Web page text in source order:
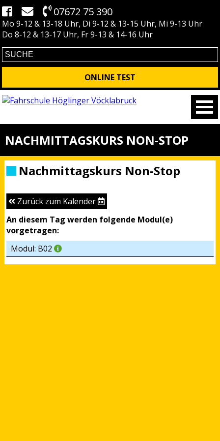
07672 75 390
Mo 9-12 & 13-18 Uhr, Di 9-12 & 13-15 Uhr, Mi 9-13 Uhr
Do 8-12 & 13-17 Uhr, Fr 9-13 & 14-16 Uhr
ONLINE TEST
NACHMITTAGSKURS NON-STOP
Nachmittagskurs Non-Stop
Zurück zum Kalender
An diesem Tag werden folgende Modul(e)
vorgetragen:
Modul: B02